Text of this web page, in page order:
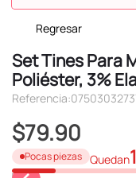
Regresar
Set Tines Para
Poliéster, 3%
Referencia:
$79.90
Pocas piezas Quedan
TÉRMINOS MÁS
1.
hello kitty
2.
spiderman
4.
osito cariñosito
5.
llaveros